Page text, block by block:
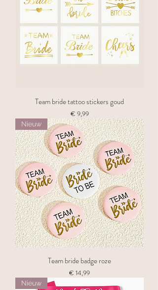
Team bride tattoo stickers goud
Prijs
€ 9,99
Nieuw
Team bride badge roze
Prijs
€ 14,99
Nieuw